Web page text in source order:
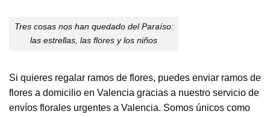
Tres cosas nos han quedado del Paraíso:
las estrellas, las flores y los niños
Si quieres regalar ramos de flores, puedes enviar ramos de
flores a domicilio en Valencia gracias a nuestro servicio de
envíos florales urgentes a Valencia. Somos únicos como